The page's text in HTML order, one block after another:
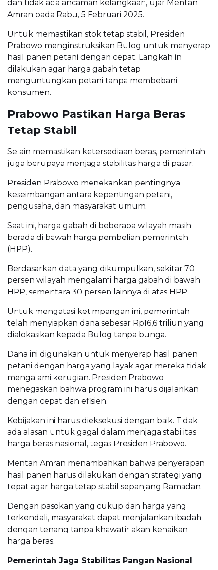
dan tidak ada ancaman kelangkaan, ujar Mentan
Amran pada Rabu, 5 Februari 2025.
Untuk memastikan stok tetap stabil, Presiden
Prabowo menginstruksikan Bulog untuk menyerap
hasil panen petani dengan cepat. Langkah ini
dilakukan agar harga gabah tetap
menguntungkan petani tanpa membebani
konsumen.
Prabowo Pastikan Harga Beras
Tetap Stabil
Selain memastikan ketersediaan beras, pemerintah
juga berupaya menjaga stabilitas harga di pasar.
Presiden Prabowo menekankan pentingnya
keseimbangan antara kepentingan petani,
pengusaha, dan masyarakat umum.
Saat ini, harga gabah di beberapa wilayah masih
berada di bawah harga pembelian pemerintah
(HPP).
Berdasarkan data yang dikumpulkan, sekitar 70
persen wilayah mengalami harga gabah di bawah
HPP, sementara 30 persen lainnya di atas HPP.
Untuk mengatasi ketimpangan ini, pemerintah
telah menyiapkan dana sebesar Rp16,6 triliun yang
dialokasikan kepada Bulog tanpa bunga.
Dana ini digunakan untuk menyerap hasil panen
petani dengan harga yang layak agar mereka tidak
mengalami kerugian. Presiden Prabowo
menegaskan bahwa program ini harus dijalankan
dengan cepat dan efisien.
Kebijakan ini harus dieksekusi dengan baik. Tidak
ada alasan untuk gagal dalam menjaga stabilitas
harga beras nasional, tegas Presiden Prabowo.
Mentan Amran menambahkan bahwa penyerapan
hasil panen harus dilakukan dengan strategi yang
tepat agar harga tetap stabil sepanjang Ramadan.
Dengan pasokan yang cukup dan harga yang
terkendali, masyarakat dapat menjalankan ibadah
dengan tenang tanpa khawatir akan kenaikan
harga beras.
Pemerintah Jaga Stabilitas Pangan Nasional